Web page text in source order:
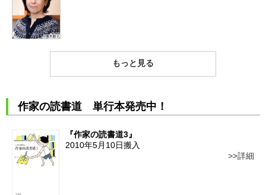
もっと見る
作家の読書道 単行本発売中！
『作家の読書道3』
2010年5月10日搬入
詳細